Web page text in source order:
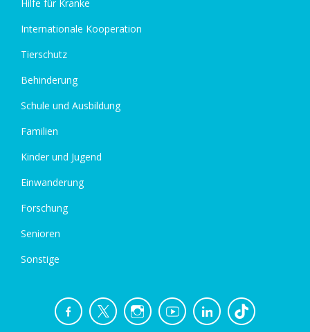
Hilfe für Kranke
Internationale Kooperation
Tierschutz
Behinderung
Schule und Ausbildung
Familien
Kinder und Jugend
Einwanderung
Forschung
Senioren
Sonstige